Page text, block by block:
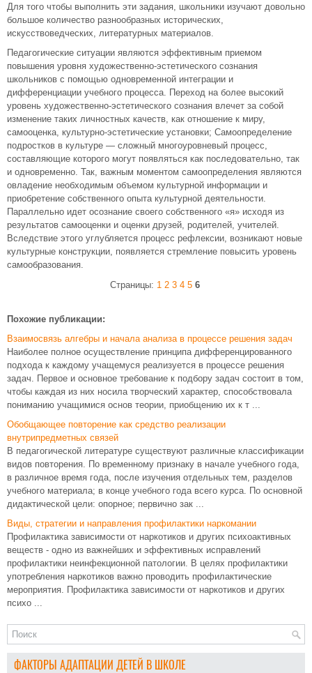
Для того чтобы выполнить эти задания, школьники изучают довольно
большое количество разнообразных исторических,
искусствоведческих, литературных материалов.
Педагогические ситуации являются эффективным приемом
повышения уровня художественно-эстетического сознания
школьников с помощью одновременной интеграции и
дифференциации учебного процесса. Переход на более высокий
уровень художественно-эстетического сознания влечет за собой
изменение таких личностных качеств, как отношение к миру,
самооценка, культурно-эстетические установки; Самоопределение
подростков в культуре — сложный многоуровневый процесс,
составляющие которого могут появляться как последовательно, так
и одновременно. Так, важным моментом самоопределения являются
овладение необходимым объемом культурной информации и
приобретение собственного опыта культурной деятельности.
Параллельно идет осознание своего собственного «я» исходя из
результатов самооценки и оценки друзей, родителей, учителей.
Вследствие этого углубляется процесс рефлексии, возникают новые
культурные конструкции, появляется стремление повысить уровень
самообразования.
Страницы: 1 2 3 4 5 6
Похожие публикации:
Взаимосвязь алгебры и начала анализа в процессе решения задач
Наиболее полное осуществление принципа дифференцированного
подхода к каждому учащемуся реализуется в процессе решения
задач. Первое и основное требование к подбору задач состоит в том,
чтобы каждая из них носила творческий характер, способствовала
пониманию учащимися основ теории, приобщению их к т ...
Обобщающее повторение как средство реализации
внутрипредметных связей
В педагогической литературе существуют различные классификации
видов повторения. По временному признаку в начале учебного года,
в различное время года, после изучения отдельных тем, разделов
учебного материала; в конце учебного года всего курса. По основной
дидактической цели: опорное; первично зак ...
Виды, стратегии и направления профилактики наркомании
Профилактика зависимости от наркотиков и других психоактивных
веществ - одно из важнейших и эффективных исправлений
профилактики неинфекционной патологии. В целях профилактики
употребления наркотиков важно проводить профилактические
мероприятия. Профилактика зависимости от наркотиков и других
психо ...
ФАКТОРЫ АДАПТАЦИИ ДЕТЕЙ В ШКОЛЕ